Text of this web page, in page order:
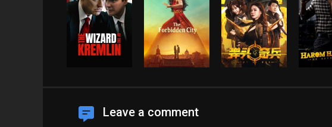
Leave a comment